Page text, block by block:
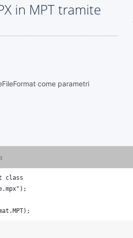
in MPT tramite
come parametri
class